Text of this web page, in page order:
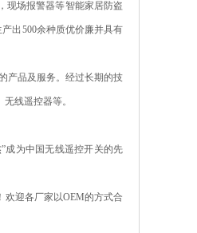
场报警器等智能家居防盗
出500余种质优价廉并具有
产品及服务。经过长期的技
线遥控器等。
成为中国无线遥控开关的先
迎各厂家以OEM的方式合